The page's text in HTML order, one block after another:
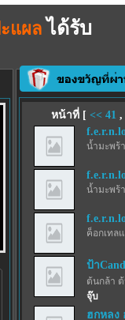
แผล ได้รับ
หน้าที่ [ << 41 ,
น้ำมะพร้
น้ำมะพร้
ค็อกเทล
ป้า
ต้นกล้า
จุ๊บ
ฮกหลง